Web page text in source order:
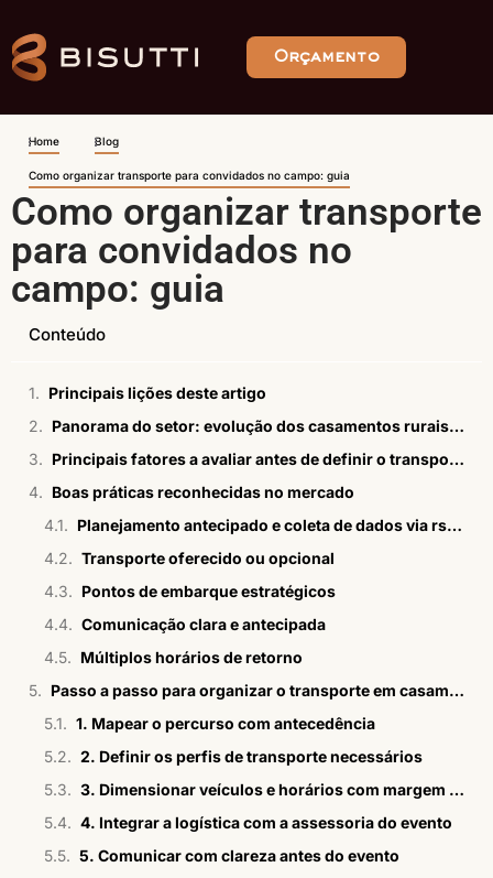
Orçamento
Home Blog
Como organizar transporte para convidados no campo: guia
Como organizar transporte
para convidados no
campo: guia
Conteúdo
Principais lições deste artigo
Panorama do setor: evolução dos casamentos rurais e demanda por soluções integradas
Principais fatores a avaliar antes de definir o transporte
Boas práticas reconhecidas no mercado
Planejamento antecipado e coleta de dados via rsvp
Transporte oferecido ou opcional
Pontos de embarque estratégicos
Comunicação clara e antecipada
Múltiplos horários de retorno
Passo a passo para organizar o transporte em casamento no campo
1. Mapear o percurso com antecedência
2. Definir os perfis de transporte necessários
3. Dimensionar veículos e horários com margem de segurança
4. Integrar a logística com a assessoria do evento
5. Comunicar com clareza antes do evento